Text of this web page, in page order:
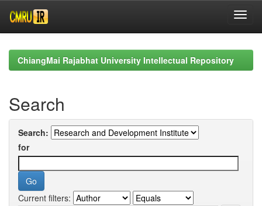
navigationChiangMai Rajabhat University Intellectual Repository
Search
Search:
for
Current filters: